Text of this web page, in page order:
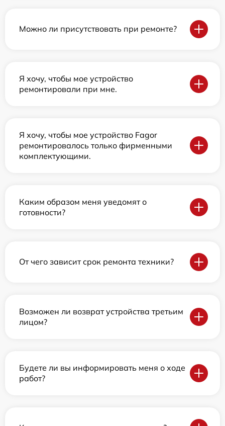
Можно ли присутствовать при ремонте?
Я хочу, чтобы мое устройство
ремонтировали при мне.
Я хочу, чтобы мое устройство Fagor
ремонтировалось только фирменными
комплектующими.
Каким образом меня уведомят о
готовности?
От чего зависит срок ремонта техники?
Возможен ли возврат устройства третьим
лицом?
Будете ли вы информировать меня о ходе
работ?